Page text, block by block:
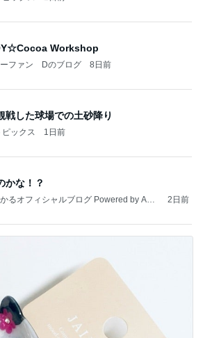
Workshop
ファン Dのブログ 8日前
戦した球場での土砂降り
ックス 1日前
かな！？
るオフィシャルブログ Powered by Ame
2日前